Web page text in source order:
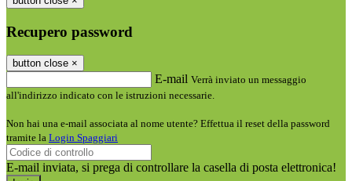
Recupero password
button close ×
E-mail Verrà inviato un messaggio
all'indirizzo indicato con le istruzioni necessarie.
Non hai una e-mail associata al nome utente? Effettua il reset della password
tramite la Login Spaggiari
E-mail inviata, si prega di controllare la casella di posta elettronica!